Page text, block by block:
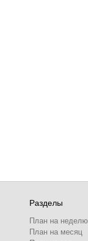
Разделы
План на неделю
План на месяц